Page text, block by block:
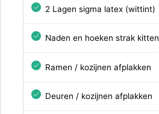
2 Lagen sigma latex (wittint)
Naden en hoeken strak kitten
Ramen / kozijnen afplakken
Deuren / kozijnen afplakken